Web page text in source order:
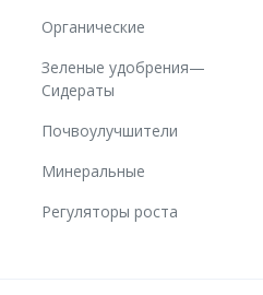
Органические
Зеленые удобрения—
Сидераты
Почвоулучшители
Минеральные
Регуляторы роста